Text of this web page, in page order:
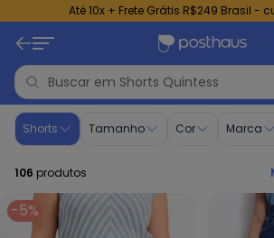
Até 10x + Frete Grátis R$249 Brasil -
Shorts Plus Size Quintess | Compre no
Shorts Tamanho Cor Marca
106 produtos
-5%